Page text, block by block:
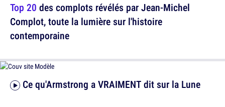
Top 20 des complots révélés par Jean-Michel
Complot, toute la lumière sur l'histoire
contemporaine
Ce qu'Armstrong a VRAIMENT dit sur la Lune